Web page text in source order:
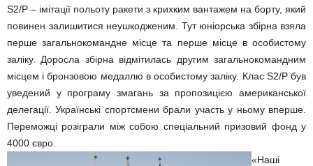
S2/P – імітації польоту ракети з крихким вантажем на борту, який
повинен залишитися неушкодженим. Тут юніорська збірна взяла
перше загальнокомандне місце та перше місце в особистому
заліку. Доросла збірна відмітилась другим загальнокомандним
місцем і бронзовою медаллю в особистому заліку. Клас S2/P був
уведений у програму змагань за пропозицією американської
делегації. Українські спортсмени брали участь у ньому вперше.
Переможці розіграли між собою спеціальний призовий фонд у
4000 євро.
«Наші